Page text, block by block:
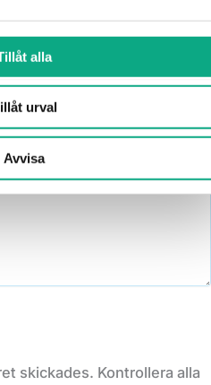
alla
urval
Avvisa
skickades. Kontrollera alla